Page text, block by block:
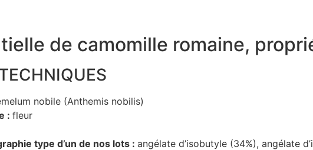
de camomille romaine,
nobile (Anthemis nobilis)
: fleur
type d’un de nos lots : angélate d’isobutyle (34%), angélate